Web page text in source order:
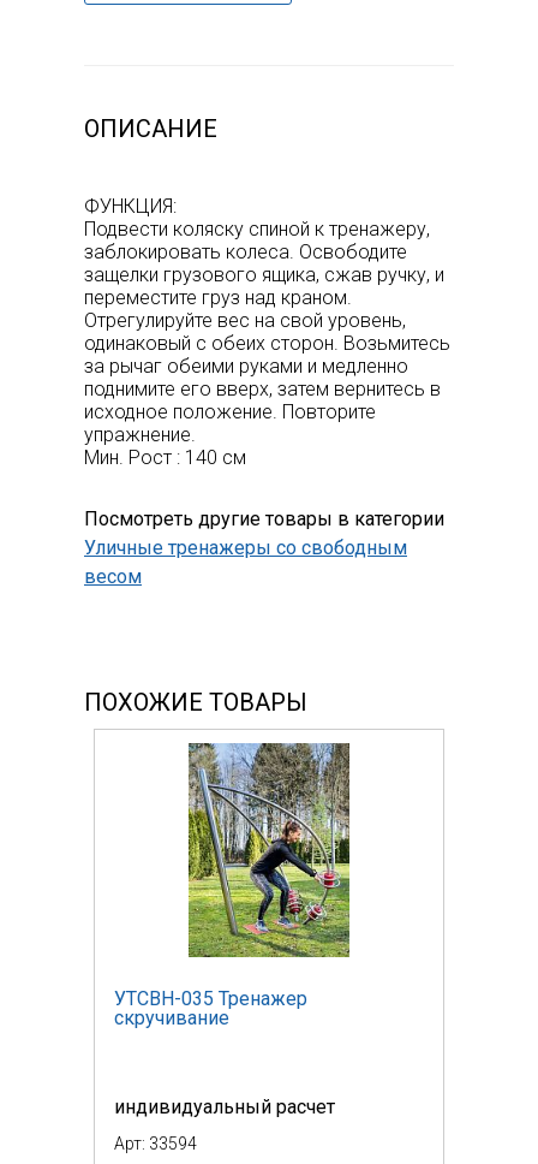
ОПИСАНИЕ
ФУНКЦИЯ:
Подвести коляску спиной к тренажеру,
заблокировать колеса. Освободите
защелки грузового ящика, сжав ручку, и
переместите груз над краном.
Отрегулируйте вес на свой уровень,
одинаковый с обеих сторон. Возьмитесь
за рычаг обеими руками и медленно
поднимите его вверх, затем вернитесь в
исходное положение. Повторите
упражнение.
Мин. Рост : 140 см
Посмотреть другие товары в категории
Уличные тренажеры со свободным
весом
ПОХОЖИЕ ТОВАРЫ
УТСВН-035 Тренажер
скручивание
индивидуальный расчет
Арт: 33594